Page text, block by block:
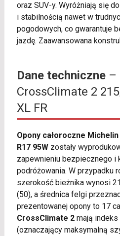
oraz SUV-y. Wyróżniają się
i stabilnością nawet w
pogodowych, co gwarantuje
jazdę. Zaawansowana
Dane techniczne–
CrossClimate 2
XL FR
Opony całoroczne
R17 95Wzostały
zapewnieniu bezpiecznego i
podróżowania. W przypadku
szerokość bieżnika wynosi
(50), a średnica felgi
prezentowanej opony to 17
CrossClimate 2mają indeks
(oznaczający maksymalną